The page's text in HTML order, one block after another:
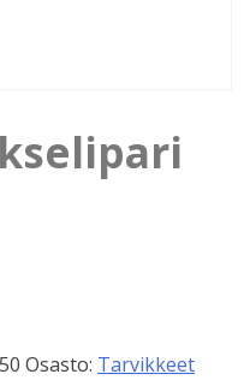
Osasto: Tarvikkeet